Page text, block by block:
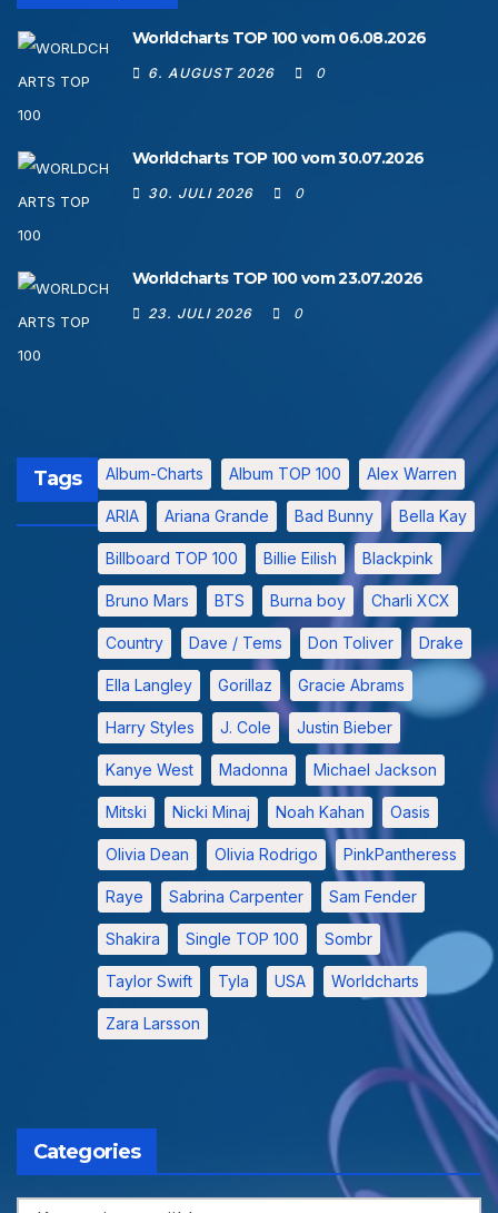
Worldcharts TOP 100 vom 06.08.2026
6. AUGUST 2026 0
Worldcharts TOP 100 vom 30.07.2026
30. JULI 2026 0
Worldcharts TOP 100 vom 23.07.2026
23. JULI 2026 0
Tags Album-Charts Album TOP 100 Alex Warren
ARIA Ariana Grande Bad Bunny Bella Kay
Billboard TOP 100 Billie Eilish Blackpink
Bruno Mars BTS Burna boy Charli XCX
Country Dave / Tems Don Toliver Drake
Ella Langley Gorillaz Gracie Abrams
Harry Styles J. Cole Justin Bieber
Kanye West Madonna Michael Jackson
Mitski Nicki Minaj Noah Kahan Oasis
Olivia Dean Olivia Rodrigo PinkPantheress
Raye Sabrina Carpenter Sam Fender
Shakira Single TOP 100 Sombr
Taylor Swift Tyla USA Worldcharts
Zara Larsson
Categories